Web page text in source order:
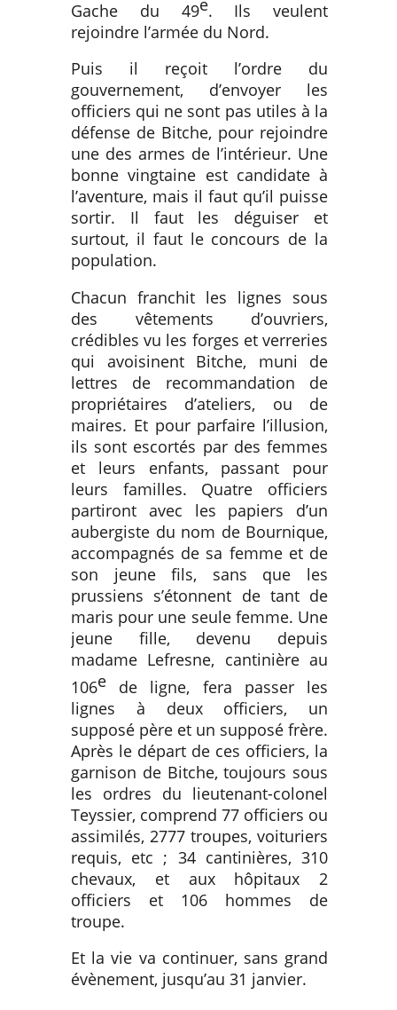
Gache du 49e. Ils veulent
rejoindre l’armée du Nord.
Puis il reçoit l’ordre du
gouvernement, d’envoyer les
officiers qui ne sont pas utiles à la
défense de Bitche, pour rejoindre
une des armes de l’intérieur. Une
bonne vingtaine est candidate à
l’aventure, mais il faut qu’il puisse
sortir. Il faut les déguiser et
surtout, il faut le concours de la
population.
Chacun franchit les lignes sous
des vêtements d’ouvriers,
crédibles vu les forges et verreries
qui avoisinent Bitche, muni de
lettres de recommandation de
propriétaires d’ateliers, ou de
maires. Et pour parfaire l’illusion,
ils sont escortés par des femmes
et leurs enfants, passant pour
leurs familles. Quatre officiers
partiront avec les papiers d’un
aubergiste du nom de Bournique,
accompagnés de sa femme et de
son jeune fils, sans que les
prussiens s’étonnent de tant de
maris pour une seule femme. Une
jeune fille, devenu depuis
madame Lefresne, cantinière au
106e de ligne, fera passer les
lignes à deux officiers, un
supposé père et un supposé frère.
Après le départ de ces officiers, la
garnison de Bitche, toujours sous
les ordres du lieutenant-colonel
Teyssier, comprend 77 officiers ou
assimilés, 2777 troupes, voituriers
requis, etc ; 34 cantinières, 310
chevaux, et aux hôpitaux 2
officiers et 106 hommes de
troupe.
Et la vie va continuer, sans grand
évènement, jusqu’au 31 janvier.